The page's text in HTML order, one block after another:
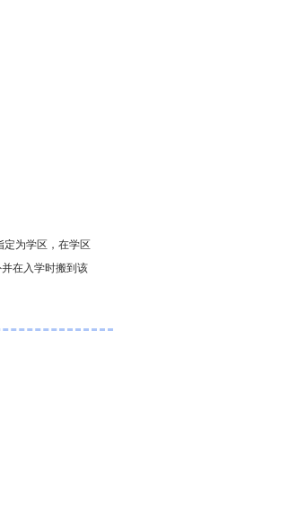
定为学区，在学区
在入学时搬到该